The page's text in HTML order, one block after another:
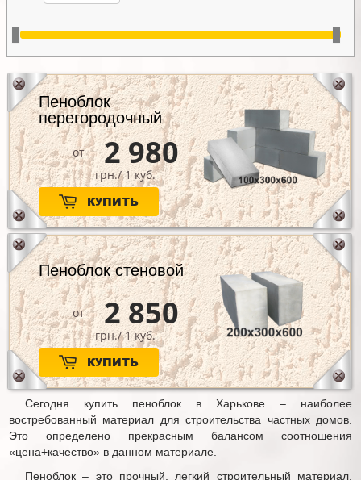
Пеноблок
перегородочный
от 2 980
грн./ 1 куб.
КУПИТЬ
Пеноблок стеновой
от 2 850
грн./ 1 куб.
КУПИТЬ
Сегодня купить пеноблок в Харькове – наиболее
востребованный материал для строительства частных домов.
Это определено прекрасным балансом соотношения
«цена+качество» в данном материале.
Пеноблок – это прочный, легкий строительный материал,